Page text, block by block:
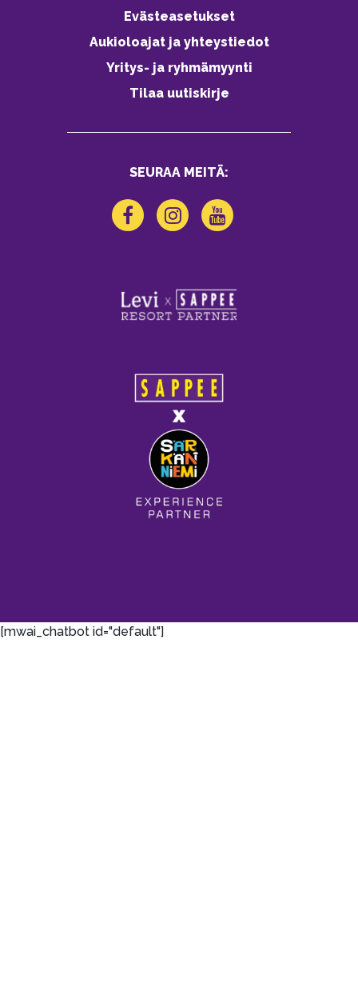
Evästeasetukset
Aukioloajat ja yhteystiedot
Yritys- ja ryhmämyynti
Tilaa uutiskirje
SEURAA MEITÄ:
[mwai_chatbot id="default"]